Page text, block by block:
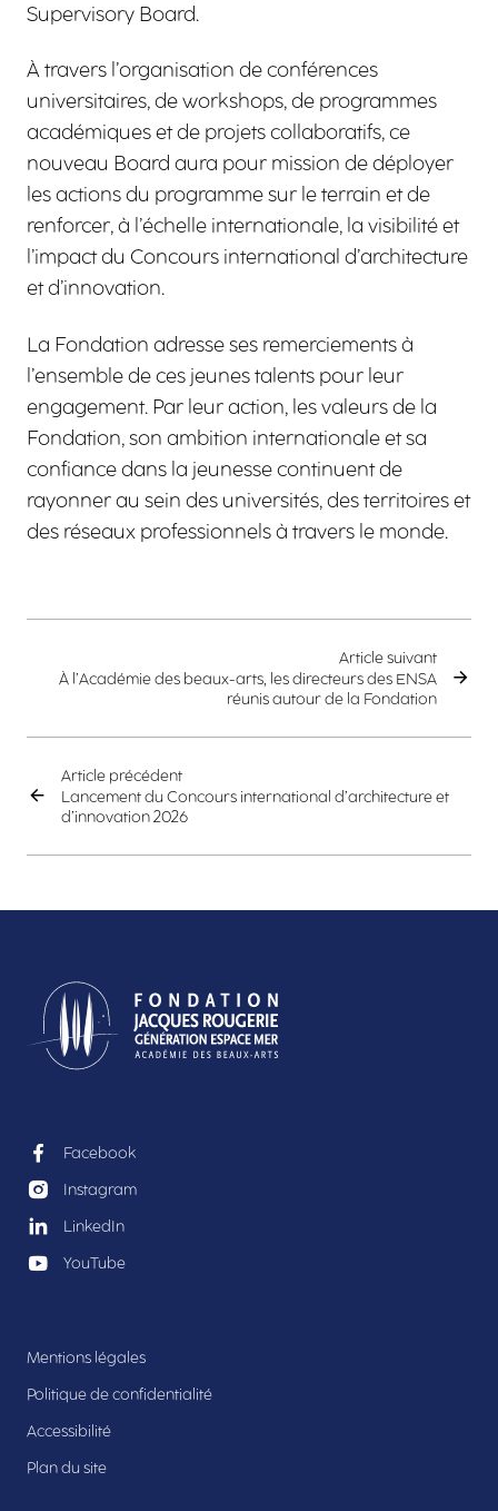
Supervisory Board.
À travers l’organisation de conférences
universitaires, de workshops, de programmes
académiques et de projets collaboratifs, ce
nouveau Board aura pour mission de déployer
les actions du programme sur le terrain et de
renforcer, à l’échelle internationale, la visibilité et
l’impact du Concours international d’architecture
et d’innovation.
La Fondation adresse ses remerciements à
l’ensemble de ces jeunes talents pour leur
engagement. Par leur action, les valeurs de la
Fondation, son ambition internationale et sa
confiance dans la jeunesse continuent de
rayonner au sein des universités, des territoires et
des réseaux professionnels à travers le monde.
Article précédent
Lancement du Concours international d’architecture et
d’innovation 2026
Article suivant
À l’Académie des beaux-arts, les directeurs des ENSA
réunis autour de la Fondation
Facebook
Instagram
LinkedIn
YouTube
Mentions légales
Politique de confidentialité
Accessibilité
Plan du site